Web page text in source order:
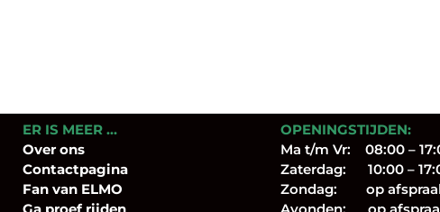
ER IS MEER …
Over ons
Contactpagina
Fanvan ELMO
OPENINGSTIJDEN:
Ma t/m Vr: 08:00 –
Zaterdag: 10:00 –
Zondag: op